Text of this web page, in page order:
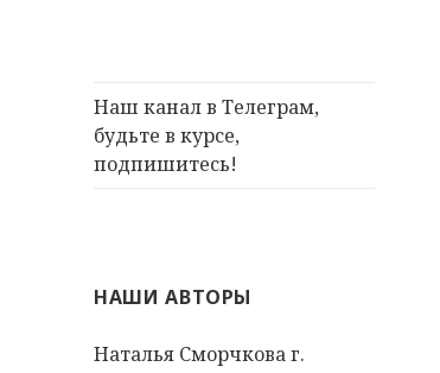
Наш канал в Телеграм,
будьте в курсе,
подпишитесь!
НАШИ АВТОРЫ
Наталья Сморчкова г.